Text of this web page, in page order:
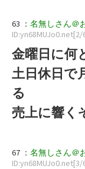
63 ： 名無しさん＠
ID:yn68MUJo0.net[2/
金曜日に何
土日休日で
る
売上に響く
67 ： 名無しさん＠
ID:yn68MUJo0.net[3/